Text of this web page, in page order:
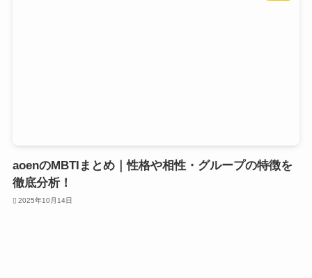
aoenのMBTIまとめ｜性格や相性・グループの特徴を
徹底分析！
2025年10月14日